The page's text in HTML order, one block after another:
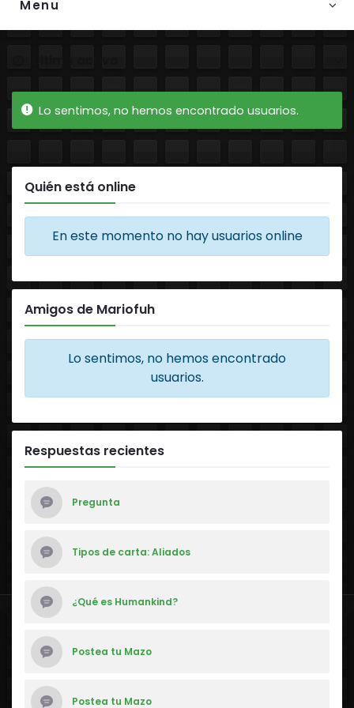
Menu
Amigos
Lo sentimos, no hemos encontrado usuarios.
Quién está online
En este momento no hay usuarios online
Amigos de Mariofuh
Lo sentimos, no hemos encontrado
usuarios.
Respuestas recientes
Pregunta
Tipos de carta: Aliados
¿Qué es Humankind?
Postea tu Mazo
Postea tu Mazo